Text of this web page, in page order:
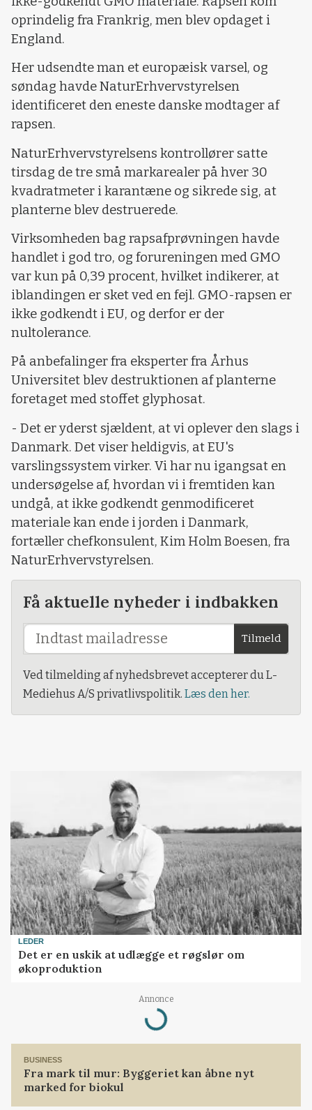
oprindelig fra Frankrig, men blev opdaget i
England.
Her udsendte man et europæisk varsel, og
søndag havde NaturErhvervstyrelsen
identificeret den eneste danske modtager af
rapsen.
NaturErhvervstyrelsens kontrollører satte
tirsdag de tre små markarealer på hver 30
kvadratmeter i karantæne og sikrede sig, at
planterne blev destruerede.
Virksomheden bag rapsafprøvningen havde
handlet i god tro, og forureningen med GMO
var kun på 0,39 procent, hvilket indikerer, at
iblandingen er sket ved en fejl. GMO-rapsen er
ikke godkendt i EU, og derfor er der
nultolerance.
På anbefalinger fra eksperter fra Århus
Universitet blev destruktionen af planterne
foretaget med stoffet glyphosat.
- Det er yderst sjældent, at vi oplever den slags i
Danmark. Det viser heldigvis, at EU's
varslingssystem virker. Vi har nu igangsat en
undersøgelse af, hvordan vi i fremtiden kan
undgå, at ikke godkendt genmodificeret
materiale kan ende i jorden i Danmark,
fortæller chefkonsulent, Kim Holm Boesen, fra
NaturErhvervstyrelsen.
Få aktuelle nyheder i indbakken
Tilmeld
Ved tilmelding af nyhedsbrevet accepterer du L-
Mediehus A/S privatlivspolitik. Læs den her.
LEDER
Det er en uskik at udlægge et røgslør om
økoproduktion
Annonce
Loading...
BUSINESS
Fra mark til mur: Byggeriet kan åbne nyt
marked for biokul